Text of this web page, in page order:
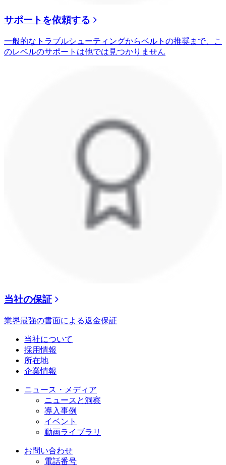
サポートを依頼する
一般的なトラブルシューティングからベルトの推奨まで、こ
のレベルのサポートは他では見つかりません
当社の保証
業界最強の書面による返金保証
当社について
採用情報
所在地
企業情報
ニュース・メディア
ニュースと洞察
導入事例
イベント
動画ライブラリ
お問い合わせ
電話番号